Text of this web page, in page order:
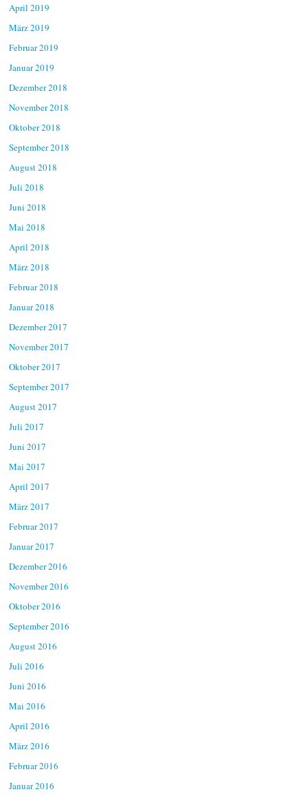
April 2019
März 2019
Februar 2019
Januar 2019
Dezember 2018
November 2018
Oktober 2018
September 2018
August 2018
Juli 2018
Juni 2018
Mai 2018
April 2018
März 2018
Februar 2018
Januar 2018
Dezember 2017
November 2017
Oktober 2017
September 2017
August 2017
Juli 2017
Juni 2017
Mai 2017
April 2017
März 2017
Februar 2017
Januar 2017
Dezember 2016
November 2016
Oktober 2016
September 2016
August 2016
Juli 2016
Juni 2016
Mai 2016
April 2016
März 2016
Februar 2016
Januar 2016